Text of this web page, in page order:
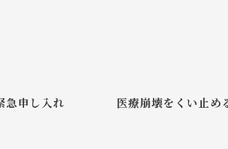
急申し入れ
医療崩壊をくい止め